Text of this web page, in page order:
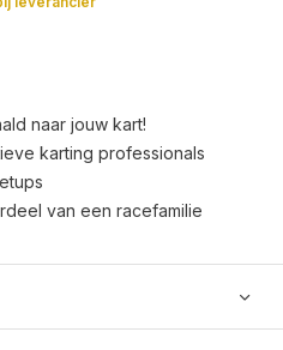
naar jouw kart!
karting professionals
van een racefamilie